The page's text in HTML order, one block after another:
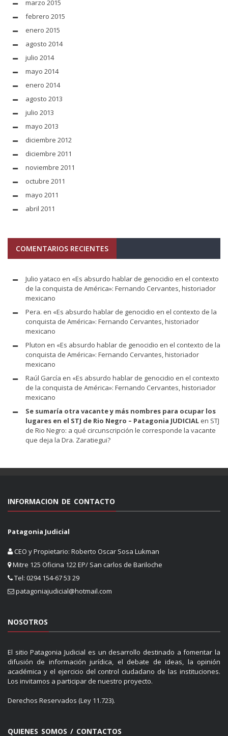
marzo 2015
febrero 2015
enero 2015
agosto 2014
julio 2014
mayo 2014
enero 2014
agosto 2013
julio 2013
mayo 2013
diciembre 2012
diciembre 2011
noviembre 2011
octubre 2011
mayo 2011
abril 2011
COMENTARIOS RECIENTES
Julio yataco en «Es absurdo hablar de genocidio en el contexto
de la conquista de América»: Fernando Cervantes, historiador
mexicano
Pera. en «Es absurdo hablar de genocidio en el contexto de la
conquista de América»: Fernando Cervantes, historiador
mexicano
Pluton en «Es absurdo hablar de genocidio en el contexto de la
conquista de América»: Fernando Cervantes, historiador
mexicano
Raúl García en «Es absurdo hablar de genocidio en el contexto
de la conquista de América»: Fernando Cervantes, historiador
mexicano
Se sumaría otra vacante y más nombres para ocupar los
lugares en el STJ de Rio Negro – Patagonia JUDICIAL en STJ
de Rio Negro: a qué circunscripción le corresponde la vacante
que deja la Dra. Zaratiegui?
INFORMACION DE CONTACTO
Patagonia Judicial
CEO y Propietario: Roberto Oscar Sosa Lukman
Mitre 125 Oficina 122 EP/ San carlos de Bariloche
Tel: 0294 154-67 53 29
patagoniajudicial@hotmail.com
NOSOTROS
El sitio Patagonia Judicial es un desarrollo destinado a fomentar la
difusión de información jurídica, el debate de ideas, la opinión
académica y el ejercicio del control ciudadano de las instituciones.
Los invitamos a participar de nuestro proyecto.
Derechos Reservados (Ley 11.723).
QUIENES SOMOS / CONTACTOS